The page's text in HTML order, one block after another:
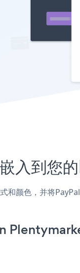
入到您
颜色，并将